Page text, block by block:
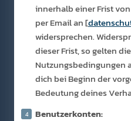
innerhalb einer Frist
per Email an [
widersprechen.
dieser Frist, so gelten
Nutzungsbedingungen
dich bei Beginn der
Bedeutung deines
Benutzerkonten: